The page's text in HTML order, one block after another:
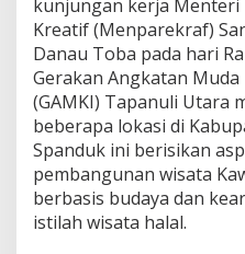
A
M
K
I
P
a
s
a
n
g
kunjungan kerja Menteri
Kreatif (Menparekraf)
Danau Toba pada hari
Gerakan Angkatan
(GAMKI) Tapanuli Utara
beberapa lokasi di
Spanduk ini berisikan
pembangunan wisata
berbasis budaya dan
istilah wisata halal.